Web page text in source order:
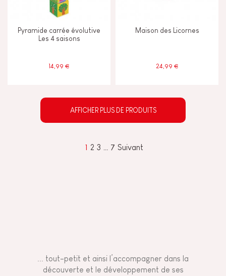
Pyramide carrée évolutive
Les 4 saisons
14,99 €
Maison des Licornes
24,99 €
AFFICHER PLUS DE PRODUITS
1 2 3 7 Suivant
... tout-petit et ainsi l’accompagner dans la
découverte et le développement de ses